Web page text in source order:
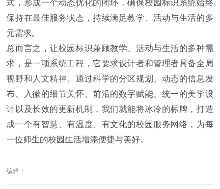
式，形成一个动态优化的闭环，确保校园标识系统始终
保持在最佳服务状态，持续满足教学、活动与生活的多
元需求。
总而言之，让校园标识兼顾教学、活动与生活的多种需
求，是一项系统工程，它要求设计者和管理者具备全局
视野和人文精神。通过科学的分区规划、动态的信息发
布、入微的细节关怀、前沿的数字赋能、统一的美学设
计以及长效的更新机制，我们就能将冰冷的标牌，打造
成一个有智慧、有温度、有文化的校园服务网络，为每
一位师生的校园生活增添便捷与美好。
编辑：